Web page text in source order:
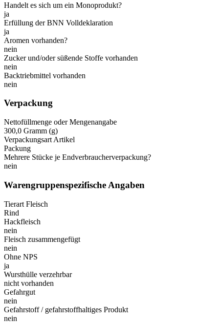
Handelt es sich um ein Monoprodukt?
ja
Erfüllung der BNN Volldeklaration
ja
Aromen vorhanden?
nein
Zucker und/oder süßende Stoffe vorhanden
nein
Backtriebmittel vorhanden
nein
Verpackung
Nettofüllmenge oder Mengenangabe
300,0 Gramm (g)
Verpackungsart Artikel
Packung
Mehrere Stücke je Endverbraucherverpackung?
nein
Warengruppenspezifische Angaben
Tierart Fleisch
Rind
Hackfleisch
nein
Fleisch zusammengefügt
nein
Ohne NPS
ja
Wursthülle verzehrbar
nicht vorhanden
Gefahrgut
nein
Gefahrstoff / gefahrstoffhaltiges Produkt
nein